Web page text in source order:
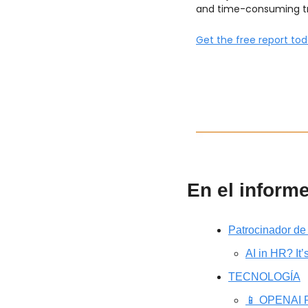
and time-consuming
Get the free report
En el
Patrocinador
AI in HR?
TECNOLOGÍA
📱 OPENAI